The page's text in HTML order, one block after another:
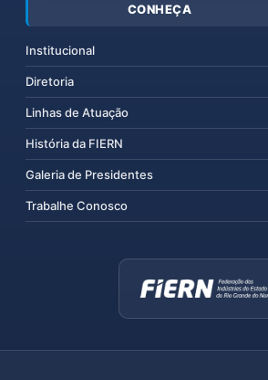
CONHEÇA
Institucional
Diretoria
Linhas de Atuação
História da FIERN
Galeria de Presidentes
Trabalhe Conosco